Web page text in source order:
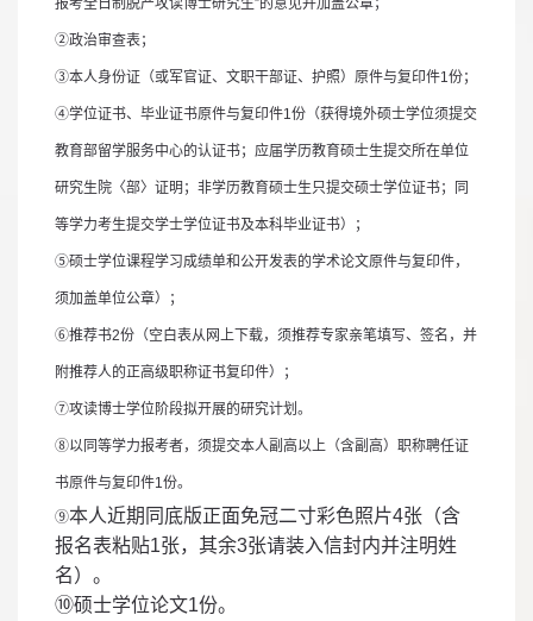
报考全日制脱产攻读博士研究生”的意见并加盖公章；
②政治审查表；
③本人身份证（或军官证、文职干部证、护照）原件与复印件1份；
④学位证书、毕业证书原件与复印件1份（获得境外硕士学位须提交
教育部留学服务中心的认证书；应届学历教育硕士生提交所在单位
研究生院〈部〉证明；非学历教育硕士生只提交硕士学位证书；同
等学力考生提交学士学位证书及本科毕业证书）；
⑤硕士学位课程学习成绩单和公开发表的学术论文原件与复印件，
须加盖单位公章）；
⑥推荐书2份（空白表从网上下载，须推荐专家亲笔填写、签名，并
附推荐人的正高级职称证书复印件）；
⑦攻读博士学位阶段拟开展的研究计划。
⑧以同等学力报考者，须提交本人副高以上（含副高）职称聘任证
书原件与复印件1份。
⑨本人近期同底版正面免冠二寸彩色照片4张（含
报名表粘贴1张，其余3张请装入信封内并注明姓
名）。
⑩硕士学位论文1份。